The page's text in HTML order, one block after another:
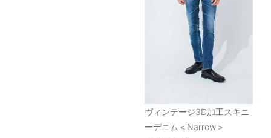
ヴィンテージ3D加工スキニ
ーデニム＜Narrow＞